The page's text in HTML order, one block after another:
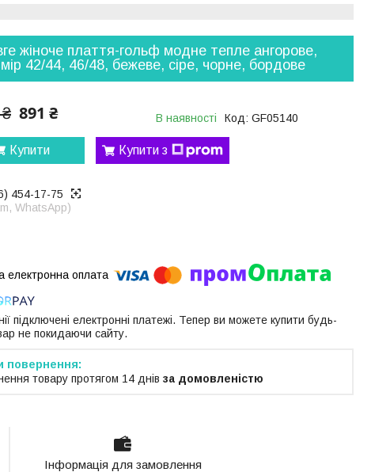
жіноче плаття-гольф модне тепле ангорове,
42/44, 46/48, бежеве, сіре, чорне, бордове
891 ₴ В наявності Код: GF05140
Купити Купити з
454-17-75
WhatsApp)
підключені електронні платежі. Тепер ви можете купити будь-
не покидаючи сайту.
товару протягом 14 днів за домовленістю
Інформація для замовлення